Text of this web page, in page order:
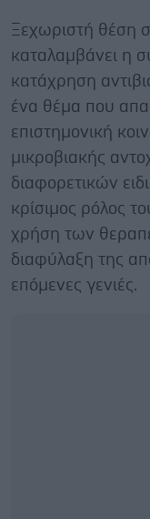
Ξεχωριστή θέση
καταλαμβάνει η
κατάχρηση
ένα θέμα που
επιστημονική
μικροβιακής
διαφορετικών
κρίσιμος ρόλος
χρήση των
διαφύλαξη της
επόμενες γενιές.